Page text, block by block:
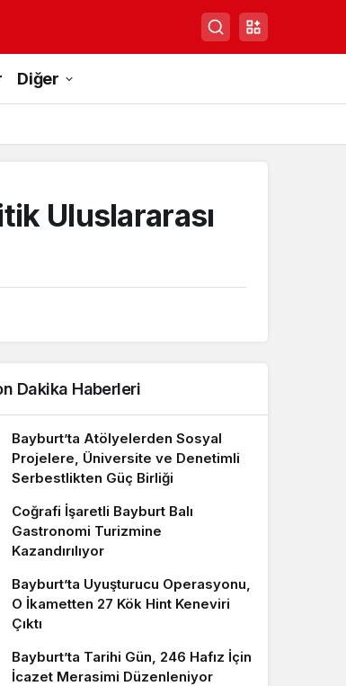
Diğer
Uluslararası
Dakika Haberleri
Bayburt’ta Atölyelerden Sosyal
Projelere, Üniversite ve Denetimli
Serbestlikten Güç Birliği
Coğrafi İşaretli Bayburt Balı
Gastronomi Turizmine
Kazandırılıyor
Bayburt’ta Uyuşturucu Operasyonu,
O İkametten 27 Kök Hint Keneviri
Çıktı
Bayburt’ta Tarihi Gün, 246 Hafız İçin
İcazet Merasimi Düzenleniyor